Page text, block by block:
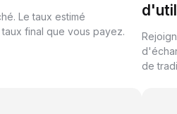
Le taux estimé
final que vous payez.
de